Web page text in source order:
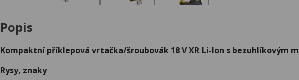
Popis
Kompaktní příklepová vrtačka/šroubovák 18 V XR Li-Ion s bezuhlíkovým
Rysy, znaky